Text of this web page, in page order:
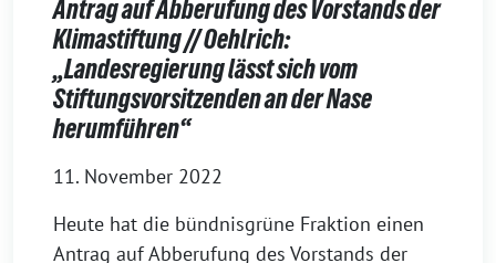
Antrag auf Abberufung des Vorstands der
Klimastiftung // Oehlrich:
„Landesregierung lässt sich vom
Stiftungsvorsitzenden an der Nase
herumführen“
11. November 2022
Heute hat die bündnisgrüne Fraktion einen
Antrag auf Abberufung des Vorstands der